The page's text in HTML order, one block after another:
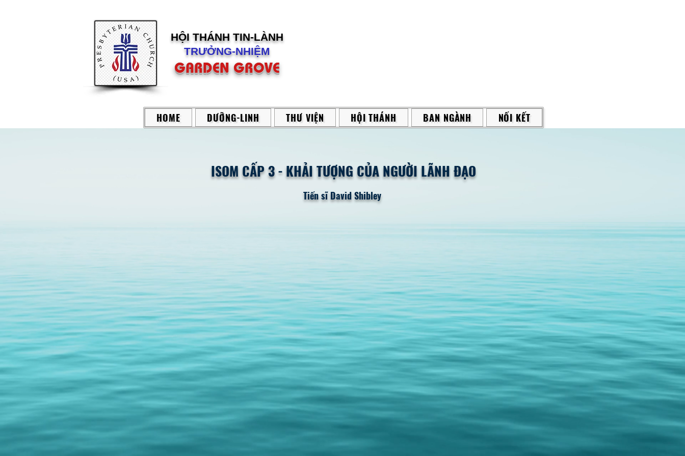
HỘI THÁNH TIN-LÀNH
TRƯỞNG-NHIỆM
GARDEN GROVE
HOME DƯỠNG-LINH THƯ VIỆN HỘI THÁNH BAN NGÀNH NỐI KẾT
ISOM CẤP 3-KHẢI TƯỢNG CỦA NGƯỜI LÃNH ĐẠO
Tiến sĩ David Shibley